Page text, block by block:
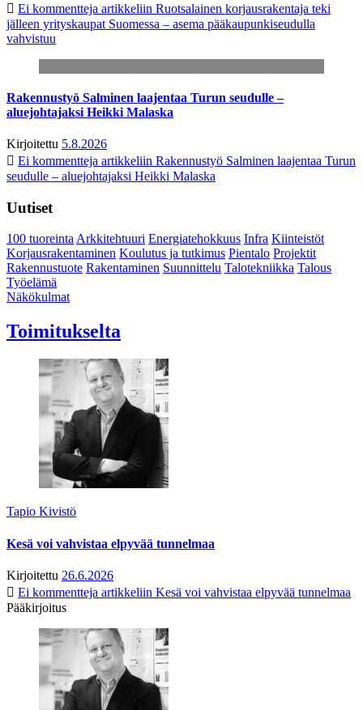
Ei kommentteja artikkeliin Ruotsalainen korjausrakentaja teki
jälleen yrityskaupat Suomessa – asema pääkaupunkiseudulla
vahvistuu
Rakennustyö Salminen laajentaa Turun seudulle –
aluejohtajaksi Heikki Malaska
Kirjoitettu 5.8.2026
Ei kommentteja artikkeliin Rakennustyö Salminen laajentaa Turun
seudulle – aluejohtajaksi Heikki Malaska
Uutiset
100 tuoreintaArkkitehtuuri Energiatehokkuus Infra Kiinteistöt
Korjausrakentaminen Koulutus ja tutkimus Pientalo Projektit
Rakennustuote Rakentaminen Suunnittelu Talotekniikka Talous
Työelämä
Näkökulmat
Toimitukselta
Tapio Kivistö
Kesä voi vahvistaa elpyvää tunnelmaa
Kirjoitettu 26.6.2026
Ei kommentteja artikkeliin Kesä voi vahvistaa elpyvää tunnelmaa
Pääkirjoitus